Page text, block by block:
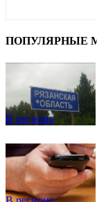
ПОПУЛЯРНЫЕ
В регионе